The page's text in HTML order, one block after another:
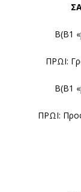
Β(Β1
ΠΡΩΙ:
Β(Β1
ΠΡΩΙ: